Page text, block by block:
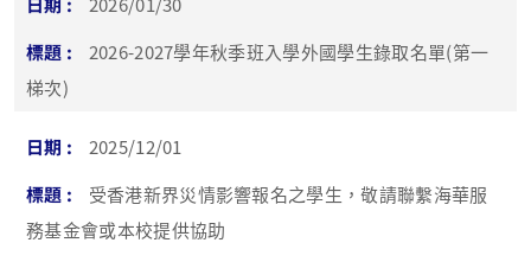
2026-2027學年秋季班入學外國學生錄取名單(第一
梯次)
2025/12/01
受香港新界災情影響報名之學生，敬請聯繫海華服
務基金會或本校提供協助